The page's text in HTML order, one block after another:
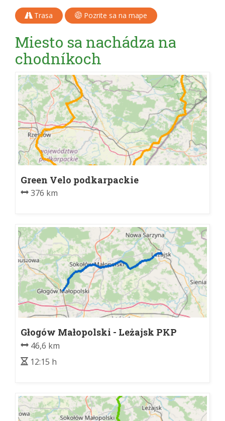
Trasa Pozrite sa na mape
Miesto sa nachádza na
chodníkoch
Green Velo podkarpackie
376 km
Głogów Małopolski - Leżajsk PKP
46,6 km
12:15 h